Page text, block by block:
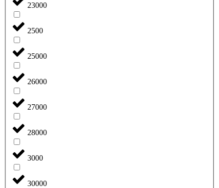
23000
2500
25000
26000
27000
28000
3000
30000